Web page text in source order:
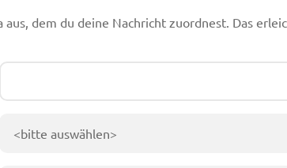
dem du deine Nachricht zuordnest. Das